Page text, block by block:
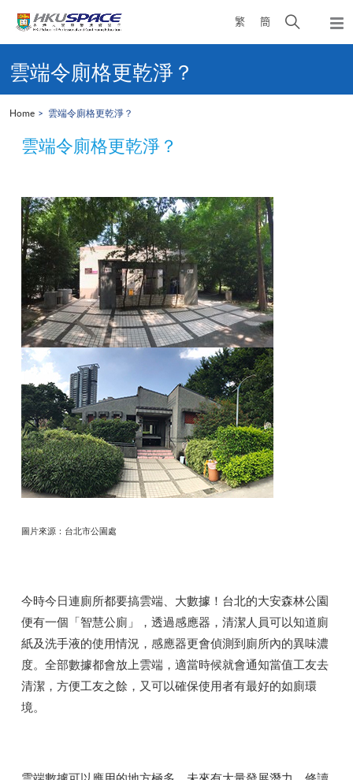
繁 簡
Open
search
content
start雲端令廁格更乾淨？
Home 雲端令廁格更乾淨？
雲端令廁格更乾淨？
圖片來源：台北市公園處
今時今日連廁所都要搞雲端、大數據！台北的大安森林公園
便有一個「智慧公廁」，透過感應器，清潔人員可以知道廁
紙及洗手液的使用情況，感應器更會偵測到廁所內的異味濃
度。全部數據都會放上雲端，適當時候就會通知當值工友去
清潔，方便工友之餘，又可以確保使用者有最好的如廁環
境。